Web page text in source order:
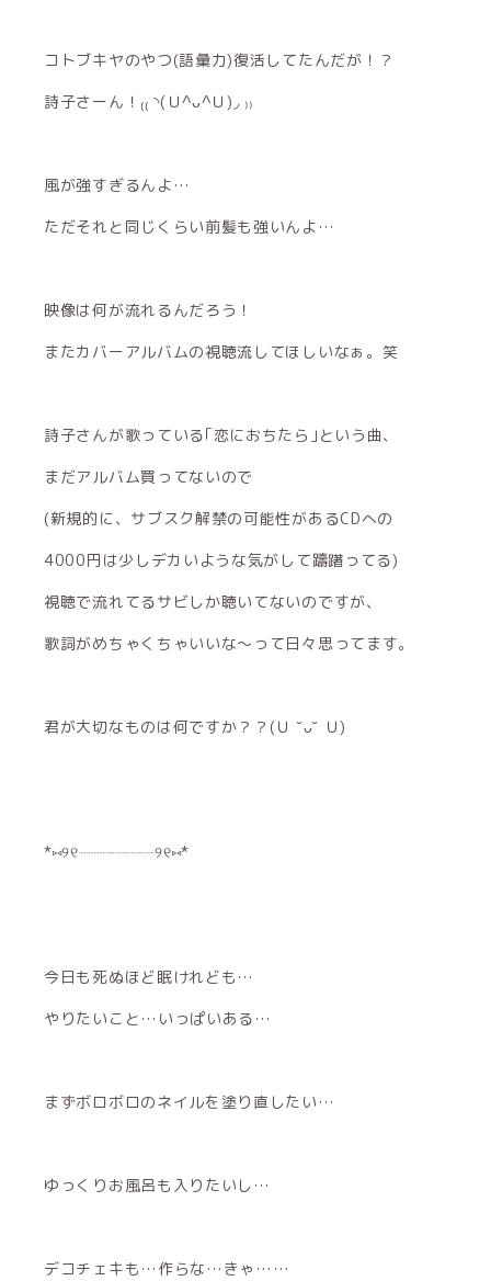
コトブキヤのやつ(語彙力)復活してたんだが！？
詩子さーん！₍₍ ◝(Ｕ^ᴗ^Ｕ)◞ ₎₎
風が強すぎるんよ…
ただそれと同じくらい前髪も強いんよ…
映像は何が流れるんだろう！
またカバーアルバムの視聴流してほしいなぁ。笑
詩子さんが歌っている｢恋におちたら｣という曲、
まだアルバム買ってないので
(新規的に、サブスク解禁の可能性があるCDへの
4000円は少しデカいような気がして躊躇ってる)
視聴で流れてるサビしか聴いてないのですが、
歌詞がめちゃくちゃいいな〜って日々思ってます。
君が大切なものは何ですか？？(Ｕ ˘ᴗ˘ Ｕ)
*⑅︎୨୧┈︎┈︎┈︎┈︎┈︎┈︎┈︎┈︎୨୧⑅︎*
今日も死ぬほど眠けれども…
やりたいこと…いっぱいある…
まずボロボロのネイルを塗り直したい…
ゆっくりお風呂も入りたいし…
デコチェキも…作らな…きゃ……